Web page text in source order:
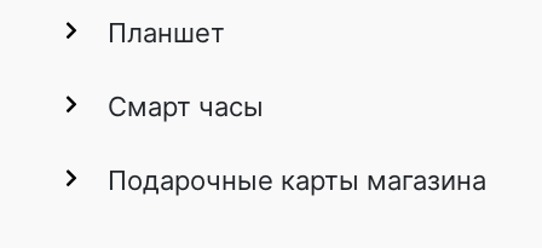
Планшет
Смарт часы
Подарочные карты магазина